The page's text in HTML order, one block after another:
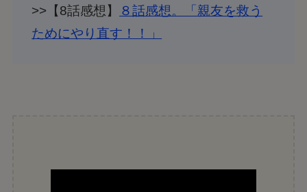
>>【8話感想】
８話感想。「親友を救う
ためにやり直す！！」